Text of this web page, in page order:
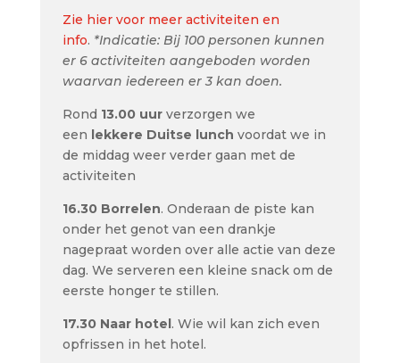
Zie hier voor meer activiteiten en
info. *Indicatie: Bij 100 personen kunnen
er 6 activiteiten aangeboden worden
waarvan iedereen er 3 kan doen.
Rond 13.00 uurverzorgen we
een lekkere Duitse lunch voordat we in
de middag weer verder gaan met de
activiteiten
16.30 Borrelen. Onderaan de piste kan
onder het genot van een drankje
nagepraat worden over alle actie van deze
dag. We serveren een kleine snack om de
eerste honger te stillen.
17.30 Naar hotel. Wie wil kan zich even
opfrissen in het hotel.